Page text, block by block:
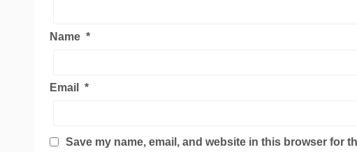
Name *
Email *
Save my name, email, and website in this browser for